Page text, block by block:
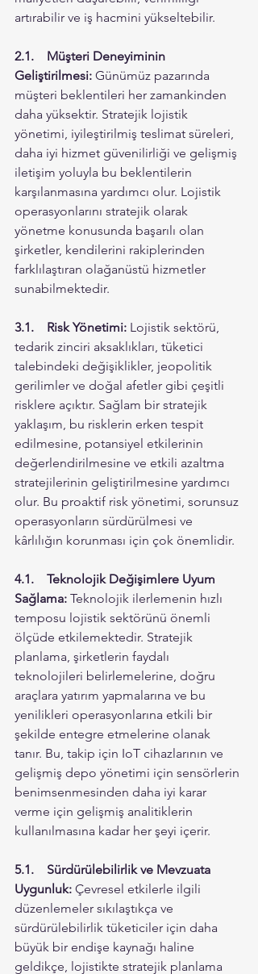
artırabilir ve iş hacmini yükseltebilir.
2.1.	Müşteri Deneyiminin
Geliştirilmesi: Günümüz pazarında
müşteri beklentileri her zamankinden
daha yüksektir. Stratejik lojistik
yönetimi, iyileştirilmiş teslimat süreleri,
daha iyi hizmet güvenilirliği ve gelişmiş
iletişim yoluyla bu beklentilerin
karşılanmasına yardımcı olur. Lojistik
operasyonlarını stratejik olarak
yönetme konusunda başarılı olan
şirketler, kendilerini rakiplerinden
farklılaştıran olağanüstü hizmetler
sunabilmektedir.
3.1.	Risk Yönetimi: Lojistik sektörü,
tedarik zinciri aksaklıkları, tüketici
talebindeki değişiklikler, jeopolitik
gerilimler ve doğal afetler gibi çeşitli
risklere açıktır. Sağlam bir stratejik
yaklaşım, bu risklerin erken tespit
edilmesine, potansiyel etkilerinin
değerlendirilmesine ve etkili azaltma
stratejilerinin geliştirilmesine yardımcı
olur. Bu proaktif risk yönetimi, sorunsuz
operasyonların sürdürülmesi ve
kârlılığın korunması için çok önemlidir.
4.1.	Teknolojik Değişimlere Uyum
Sağlama: Teknolojik ilerlemenin hızlı
temposu lojistik sektörünü önemli
ölçüde etkilemektedir. Stratejik
planlama, şirketlerin faydalı
teknolojileri belirlemelerine, doğru
araçlara yatırım yapmalarına ve bu
yenilikleri operasyonlarına etkili bir
şekilde entegre etmelerine olanak
tanır. Bu, takip için IoT cihazlarının ve
gelişmiş depo yönetimi için sensörlerin
benimsenmesinden daha iyi karar
verme için gelişmiş analitiklerin
kullanılmasına kadar her şeyi içerir.
5.1.	Sürdürülebilirlik ve Mevzuata
Uygunluk: Çevresel etkilerle ilgili
düzenlemeler sıkılaştıkça ve
sürdürülebilirlik tüketiciler için daha
büyük bir endişe kaynağı haline
geldikçe, lojistikte stratejik planlama